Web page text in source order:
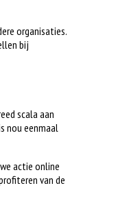
organisaties.
bij
scala aan
nou eenmaal
actie online
van de